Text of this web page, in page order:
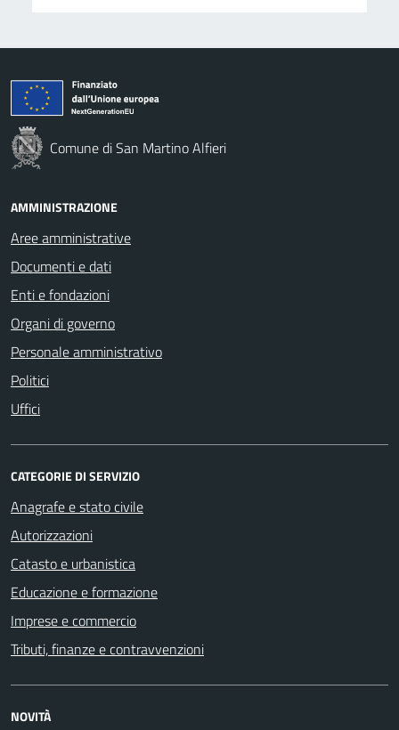
Comune di San Martino Alfieri
AMMINISTRAZIONE
Aree amministrative
Documenti e dati
Enti e fondazioni
Organi di governo
Personale amministrativo
Politici
Uffici
CATEGORIE DI SERVIZIO
Anagrafe e stato civile
Autorizzazioni
Catasto e urbanistica
Educazione e formazione
Imprese e commercio
Tributi, finanze e contravvenzioni
NOVITÀ